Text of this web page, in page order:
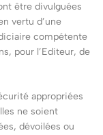
être divulguées
vertu d’une
compétente
pour l’Editeur, de
appropriées
ne soient
dévoilées ou